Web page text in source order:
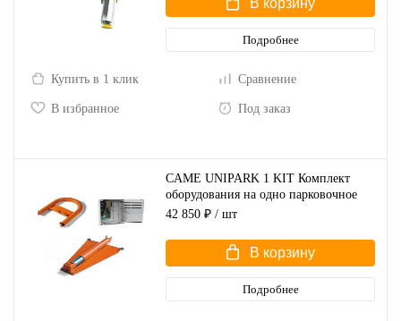
В корзину
Подробнее
Купить в 1 клик Сравнение
В избранное Под заказ
CAME UNIPARK 1 KIT Комплект
оборудования на одно парковочное
место
42 850 ₽ / шт
В корзину
Подробнее